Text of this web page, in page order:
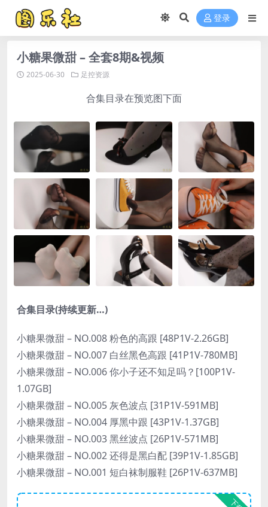
登录
小糖果微甜 – 全套8期&视频
2025-06-30 足控资源
合集目录在预览图下面
合集目录(持续更新…)
小糖果微甜 – NO.008 粉色的高跟 [48P1V-2.26GB]
小糖果微甜 – NO.007 白丝黑色高跟 [41P1V-780MB]
小糖果微甜 – NO.006 你小子还不知足吗？[100P1V-
1.07GB]
小糖果微甜 – NO.005 灰色波点 [31P1V-591MB]
小糖果微甜 – NO.004 厚黑中跟 [43P1V-1.37GB]
小糖果微甜 – NO.003 黑丝波点 [26P1V-571MB]
小糖果微甜 – NO.002 还得是黑白配 [39P1V-1.85GB]
小糖果微甜 – NO.001 短白袜制服鞋 [26P1V-637MB]